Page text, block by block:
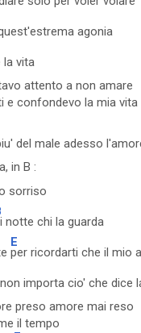
agonia
la vita
attento a non amare
e confondevo la mia vita
del male adesso
in B :
sorriso
notte chi la guarda
E
per ricordarti che il mio
importa cio' che dice
preso amore mai reso
il tempo